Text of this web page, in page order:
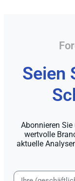
Seien
Abonnieren
wertvolle
aktuelle